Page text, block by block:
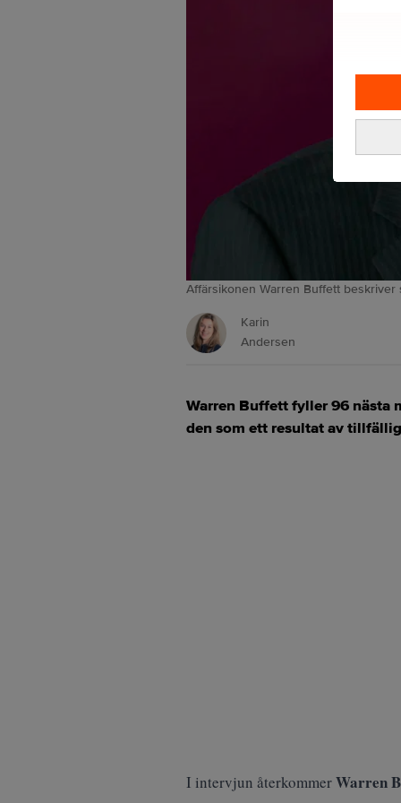
Affärsikonen Warren Buffett beskriver
Karin
Andersen
Warren Buffett fyller 96 nästa
den som ett resultat av
I intervjun återkommerWarren